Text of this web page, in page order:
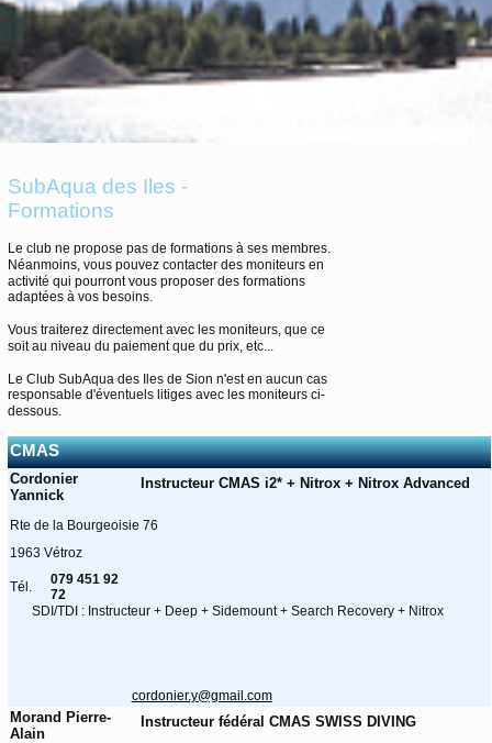
SubAqua des Iles -
Formations
Le club ne propose pas de formations à ses membres.
Néanmoins, vous pouvez contacter des moniteurs en
activité qui pourront vous proposer des formations
adaptées à vos besoins.
Vous traiterez directement avec les moniteurs, que ce
soit au niveau du paiement que du prix, etc...
Le Club SubAqua des Iles de Sion n'est en aucun cas
responsable d'éventuels litiges avec les moniteurs ci-
dessous.
CMAS
Cordonier
Yannick
Instructeur CMAS i2* + Nitrox + Nitrox Advanced
Rte de la Bourgeoisie 76
1963 Vétroz
Tél.
079 451 92
72
SDI/TDI : Instructeur + Deep + Sidemount + Search Recovery + Nitrox
cordonier.y@gmail.com
Morand Pierre-
Alain
Instructeur fédéral CMAS SWISS DIVING